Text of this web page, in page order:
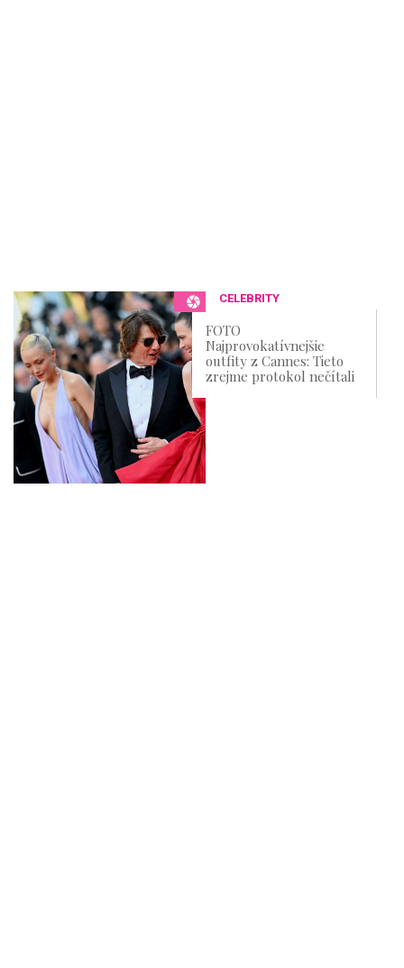
CELEBRITY
FOTO
Najprovokatívnejšie
outfity z Cannes: Tieto
zrejme protokol nečítali